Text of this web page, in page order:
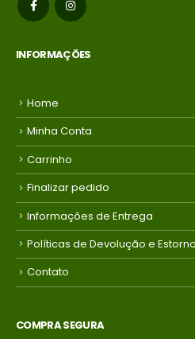
INFORMAÇÕES
Home
Minha Conta
Carrinho
Finalizar pedido
Informações de Entrega
Políticas de Devolução e Estorno
Contato
COMPRA SEGURA